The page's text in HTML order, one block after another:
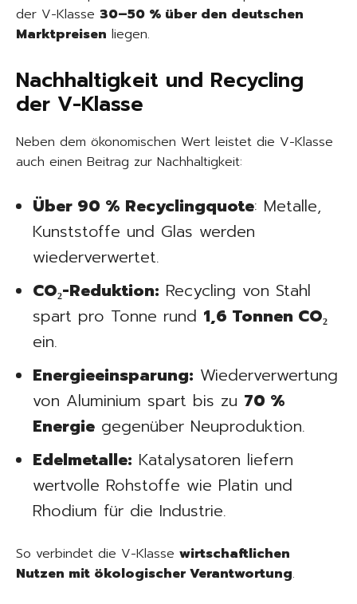
der V-Klasse 30–50 % über den deutschen
Marktpreisen liegen.
Nachhaltigkeit und Recycling
der V-Klasse
Neben dem ökonomischen Wert leistet die V-Klasse
auch einen Beitrag zur Nachhaltigkeit:
Über 90 % Recyclingquote: Metalle,
Kunststoffe und Glas werden
wiederverwertet.
CO₂-Reduktion: Recycling von Stahl
spart pro Tonne rund 1,6 Tonnen CO₂
ein.
Energieeinsparung: Wiederverwertung
von Aluminium spart bis zu 70 %
Energie gegenüber Neuproduktion.
Edelmetalle: Katalysatoren liefern
wertvolle Rohstoffe wie Platin und
Rhodium für die Industrie.
So verbindet die V-Klasse wirtschaftlichen
Nutzen mit ökologischer Verantwortung.